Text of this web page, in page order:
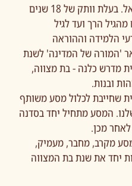
אמא לשבעה, תושבת גבעת שמואל. בעלת וותק של 18 שנים
הרך ועד לגיל
הלמידה וההוראה
'המורה של המדינה' לשנת
מדרש כלנה - בת מצווה,
ובנות.
שחייבת לכלול מסע משותף
המסע מתחיל יחד בסדנה
מכן.
מקרב, מחבר, מעמיק,
יחד את שנת בת המצווה